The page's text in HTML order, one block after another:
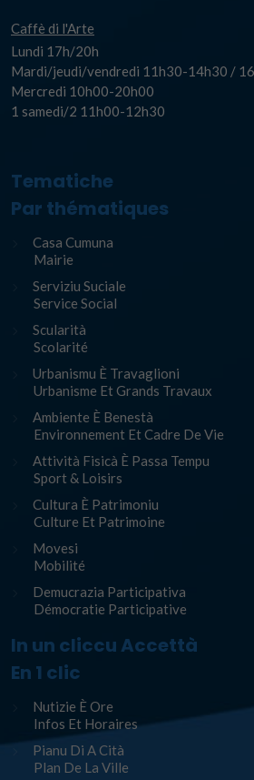
Caffè di l'Arte
Lundi 17h/20h
Mardi/jeudi/vendredi 11h30-14h30 /
Mercredi 10h00-20h00
1 samedi/2 11h00-12h30
Tematiche
Par thématiques
Casa Cumuna
Mairie
Serviziu Suciale
Service Social
Scularità
Scolarité
Urbanismu È Travaglioni
Urbanisme Et Grands Travaux
Ambiente È Benestà
Environnement Et Cadre De Vie
Attività Fisicà È Passa Tempu
Sport & Loisirs
Cultura È Patrimoniu
Culture Et Patrimoine
Movesi
Mobilité
Demucrazia Participativa
Démocratie Participative
In un cliccu Accettà
En 1 clic
Nutizie È Ore
Infos Et Horaires
Pianu Di A Cità
Plan De La Ville